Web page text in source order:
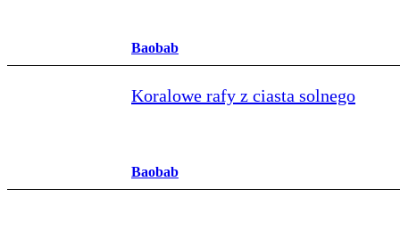
Baobab
Koralowe rafy z ciasta solnego
Baobab